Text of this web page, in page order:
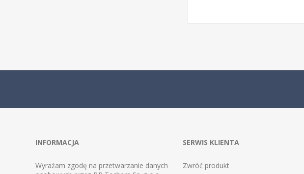
INFORMACJA
Wyrażam zgodę na przetwarzanie danych
SERWIS KLIENTA
Zwróć produkt